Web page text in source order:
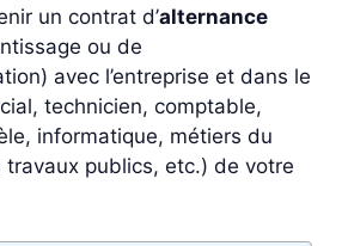
un contrat d’alternance
ou de
avec l’entreprise et dans le
technicien, comptable,
informatique, métiers du
publics, etc.) de votre